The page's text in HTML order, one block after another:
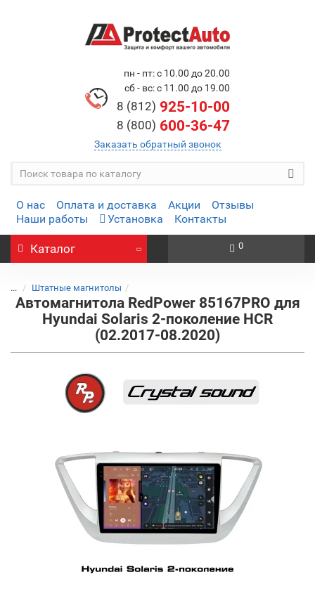
пн - пт: с 10.00 до 20.00
сб - вс: с 11.00 до 19.00
8 (812) 925-10-00
8 (800) 600-36-47
Заказать обратный звонок
О нас Оплата и доставка Акции
Отзывы
Наши работы
Установка Контакты
Каталог 0
... Штатные магнитолы
Автомагнитола RedPower 85167PRO для
Hyundai Solaris 2-поколение HCR
(02.2017-08.2020)